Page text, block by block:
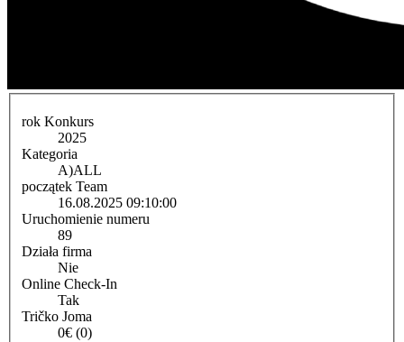
rok Konkurs
2025
Kategoria
A)ALL
początek Team
16.08.2025 09:10:00
Uruchomienie numeru
89
Działa firma
Nie
Online Check-In
Tak
Tričko Joma
0€ (0)